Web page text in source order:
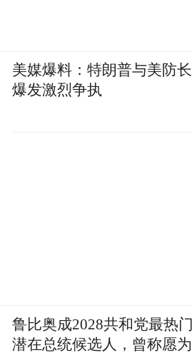
美媒爆料：特朗普与美防长
爆发激烈争执
鲁比奥成2028共和党最热门
潜在总统候选人，曾称愿为